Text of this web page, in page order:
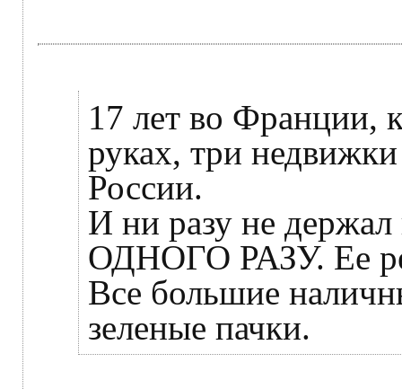
17 лет во Франции,
руках, три
России.
И ни разу не
ОДНОГО РАЗУ. Ее
Все большие
зеленые пачки.